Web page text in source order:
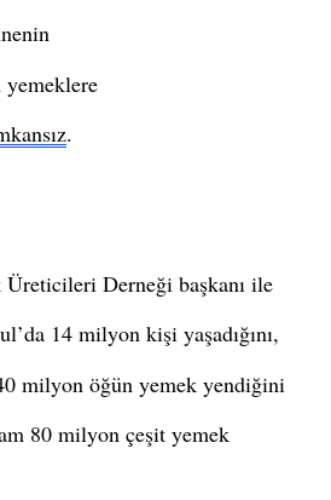
.
Derneği başkanı ile
14 milyon kişi yaşadığını,
milyon öğün yemek yendiğini
80 milyon çeşit yemek